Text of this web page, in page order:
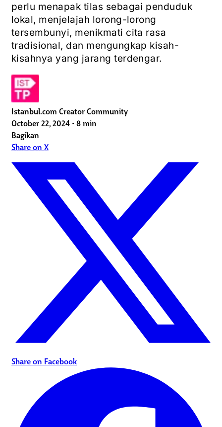
perlu menapak tilas sebagai penduduk
lokal, menjelajah lorong-lorong
tersembunyi, menikmati cita rasa
tradisional, dan mengungkap kisah-
kisahnya yang jarang terdengar.
Istanbul.com Creator Community
October 22, 2024 • 8 min
Bagikan
Share on X
Share on Facebook